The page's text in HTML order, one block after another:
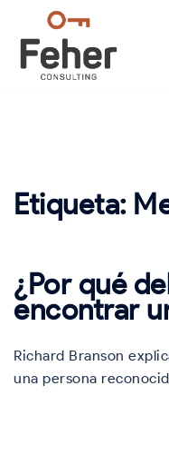
contenido
Etiqueta:
¿Por qué
encontrar
Richard Branson
una persona